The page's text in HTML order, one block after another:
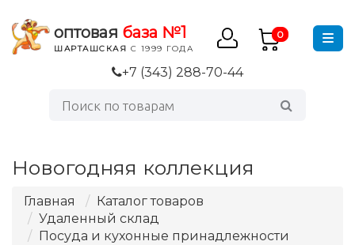
оптовая база №1
ШАРТАШСКАЯ С 1999 ГОДА
0
+7 (343) 288-70-44
Новогодняя коллекция
Главная
Каталог товаров
Удаленный склад
Посуда и кухонные принадлежности